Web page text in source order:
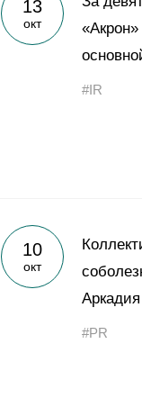
Пресс-
Карьера
13
окт
#IR
10
окт
#PR